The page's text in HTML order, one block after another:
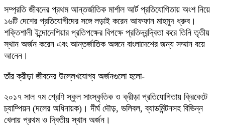
সম্প্রতি জীবনের প্রথম আন্তর্জাতিক মার্শাল আর্ট প্রতিযোগিতায় অংশ নিয়ে
১৬টি দেশের প্রতিযোগীদের সঙ্গে লড়াই করেন আফফান মাহমুদ ধ্রুব।
শক্তিশালী ইন্দোনেশিয়ার প্রতিপক্ষের বিপক্ষে প্রতিদ্বন্দ্বিতা করে তিনি তৃতীয়
স্থান অর্জন করেন এবং আন্তর্জাতিক অঙ্গনে বাংলাদেশের জন্য সম্মান বয়ে
আনেন।
তাঁর ক্রীড়া জীবনের উল্লেখযোগ্য অর্জনগুলো হলো-
২০১৭ সাল ৭ম শ্রেণি স্কুল সাংস্কৃতিক ও ক্রীড়া প্রতিযোগিতায় ক্রিকেটে
চ্যাম্পিয়ন (দলের অধিনায়ক)। দীর্ঘ দৌড়, ভলিবল, ব্যাডমিন্টনসহ বিভিন্ন
খেলায় প্রথম ও দ্বিতীয় স্থান অর্জন।